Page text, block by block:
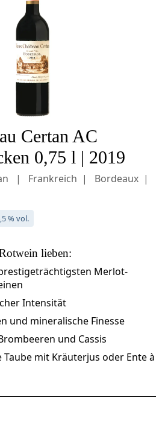
Certan AC
0,75 l | 2019
Frankreich
Bordeaux
% vol.
lieben:
Merlot-
Intensität
und mineralische Finesse
und Cassis
Taube mit Kräuterjus oder Ente à